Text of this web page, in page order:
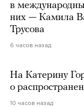
в
них — Камила
Трусова
6 часов назад
На Катерину
о
10 часов назад